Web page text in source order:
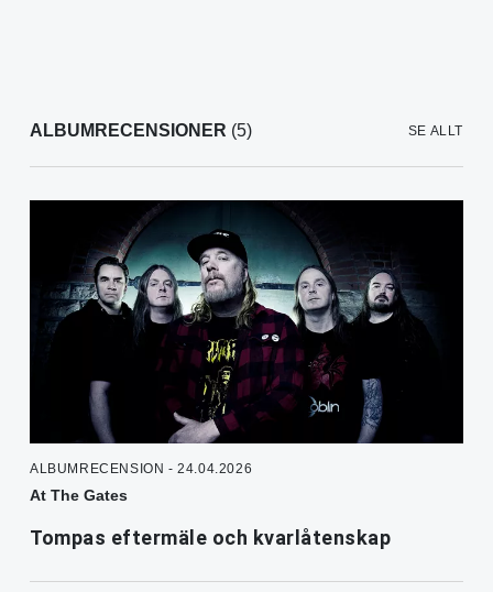
ALBUMRECENSIONER (5) SE ALLT
ALBUMRECENSION - 24.04.2026
At The Gates
Tompas eftermäle och kvarlåtenskap